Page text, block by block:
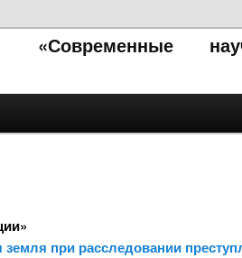
«Современные
при расследовании